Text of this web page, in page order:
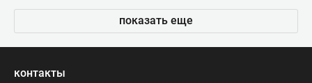
показать еще
контакты